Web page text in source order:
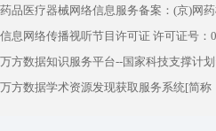
药品医疗器械网络信息服务备案：(京)网
信息网络传播视听节目许可证 许可证号：
万方数据知识服务平台--国家科技支撑计
万方数据学术资源发现获取服务系统[简